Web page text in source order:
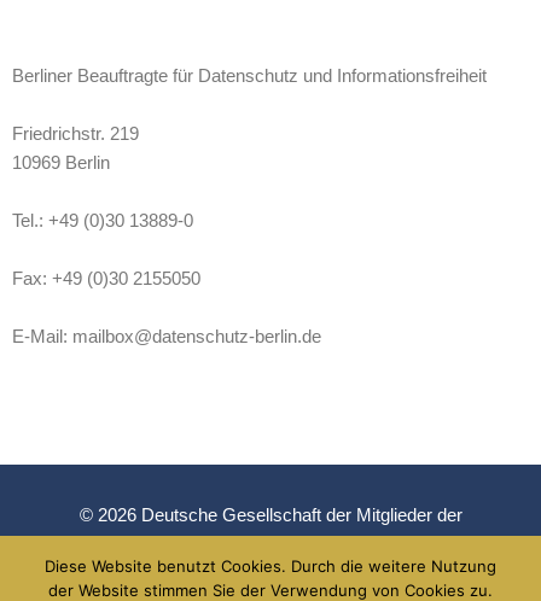
Berliner Beauftragte für Datenschutz und Informationsfreiheit
Friedrichstr. 219
10969 Berlin
Tel.: +49 (0)30 13889-0
Fax: +49 (0)30 2155050
E-Mail: mailbox@datenschutz-berlin.de
© 2026 Deutsche Gesellschaft der Mitglieder der
Verdienstordens e.V.
Diese Website benutzt Cookies. Durch die weitere Nutzung
der Website stimmen Sie der Verwendung von Cookies zu.